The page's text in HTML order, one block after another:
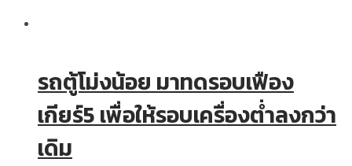
รถตู้โม่งน้อย มาทดรอบเฟือง
เกียร์5 เพื่อให้รอบเครื่องต่ำลงกว่า
เดิม